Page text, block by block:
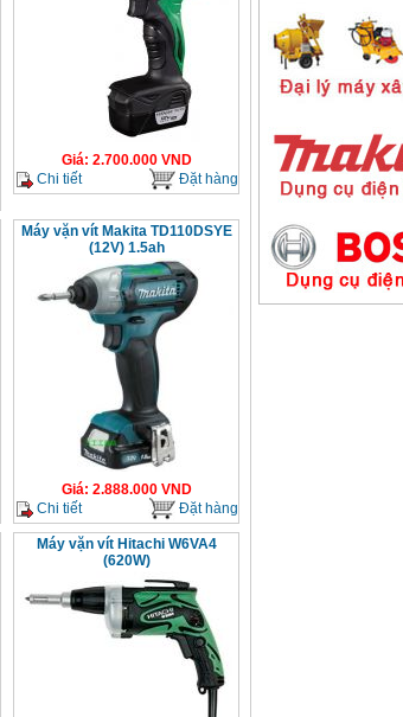
Giá: 2.700.000 VND
Chi tiết
Đặt hàng
Máy vặn vít Makita TD110DSYE
(12V) 1.5ah
Giá: 2.888.000 VND
Chi tiết
Đặt hàng
Máy vặn vít Hitachi W6VA4
(620W)
Máy hàn
Hồng ký
Giá:
Máy hàn
Hồng Ký
Giá:
Máy hàn
Hồng ký
» Các loại khí dùng
cắt kim loại Plasma